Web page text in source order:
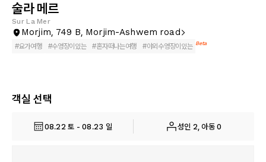
술라 메르
Sur La Mer
Morjim, 749 B, Morjim-Ashwem road
#요가여행 #수영장이있는 #혼자떠나는여행 #야외수영장이있는 Beta
객실 선택
08.22 토 - 08.23 일 성인 2, 아동 0